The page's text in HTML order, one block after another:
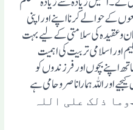
کے حوالے کرنا اپنے اور اپنی
و عقیدہ کی سلامتی کے لیے بہت
اور اسلامی تربیت کی اہمیت
اپنے بچوں اور فرزندوں کو
اور اللہ ہمارا ناصر وحامی ہے
وما ذلک علی اللہ